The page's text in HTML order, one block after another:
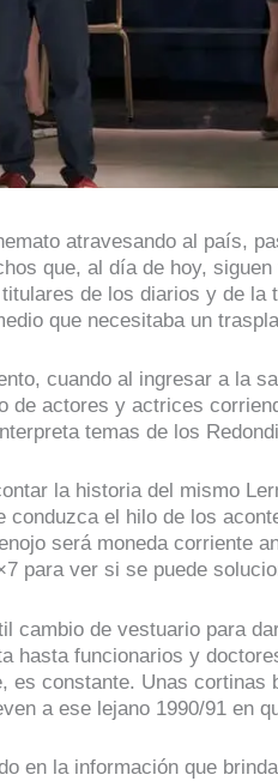
atravesando al país,
que, al día de hoy, siguen
de los diarios y de la
que necesitaba un
cuando al ingresar a la
de actores y actrices
temas de los
la historia del mismo
el hilo de los
será moneda corriente
para ver si se puede
cambio de vestuario para
hasta funcionarios y
es constante. Unas cortinas
a ese lejano 1990/91 en
en la información que